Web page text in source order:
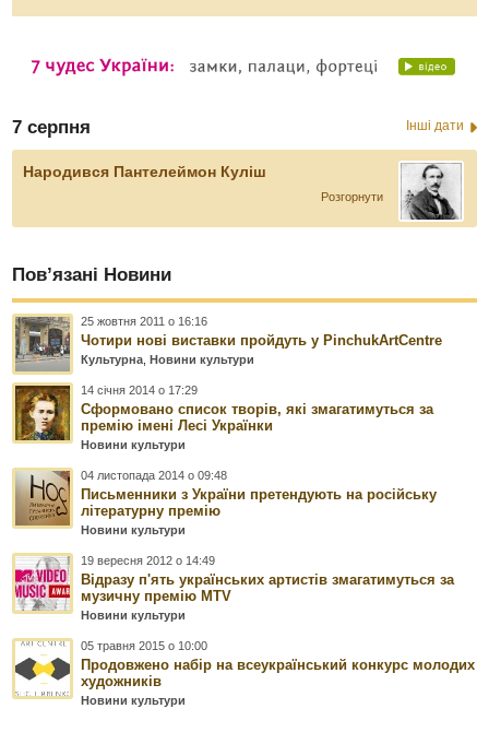
7 серпня Інші дати
Народився Пантелеймон Куліш
Розгорнути
Пов’язані Новини
25 жовтня 2011 о 16:16
Чотири нові виставки пройдуть у PinchukArtCentre
Культурна ,Новини культури
14 січня 2014 о 17:29
Сформовано список творів, які змагатимуться за
премію імені Лесі Українки
Новини культури
04 листопада 2014 о 09:48
Письменники з України претендують на російську
літературну премію
Новини культури
19 вересня 2012 о 14:49
Відразу п'ять українських артистів змагатимуться за
музичну премію МTV
Новини культури
05 травня 2015 о 10:00
Продовжено набір на всеукраїнський конкурс молодих
художників
Новини культури